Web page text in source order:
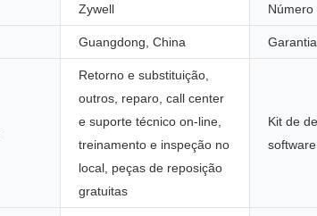
Zywell Número
Guangdong, China
Retorno e substituição,
outros, reparo, call center
e suporte técnico on-line,
treinamento e inspeção no
local, peças de reposição
gratuitas
Kit de